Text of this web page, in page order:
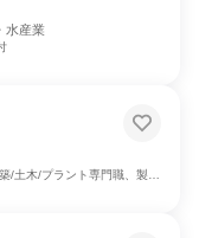
水産業
/土木/プラント専門職、製造・生産工程